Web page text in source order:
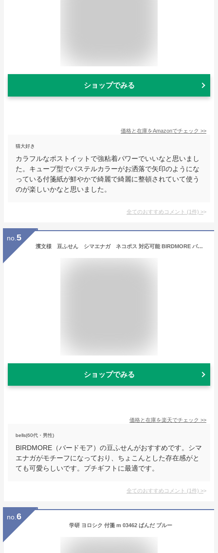
ショップでみる
価格と在庫をAmazonでチェック >>
猫大好き
カラフルなポストイットで強粘着パワーでいいなと思いまし
た。キューブ型でパステルカラーがお洒落で矢印のようにな
っている付箋紙が鮮やかで綺麗で綺麗に整頓されていて使う
のが楽しいかなと思いました。
全てのおすすめコメント (1件) >
no. 5
濱文様 豆ふせん シマエナガ ネコポス 対応可能 BIRDMORE バードモア 鳥用品 鳥グッズ 雑貨 鳥 とり プレゼント
ショップでみる
価格と在庫を楽天でチェック >>
bells(60代・男性)
BIRDMORE（バードモア）の豆ふせんがおすすめです。シマ
エナガがモチーフになっており、ちょこんとした存在感がと
ても可愛らしいです。プチギフトに最適です。
全てのおすすめコメント (1件) >
no. 6
学研 ヨロシク 付箋 m 03462 ぱんだ ブルー